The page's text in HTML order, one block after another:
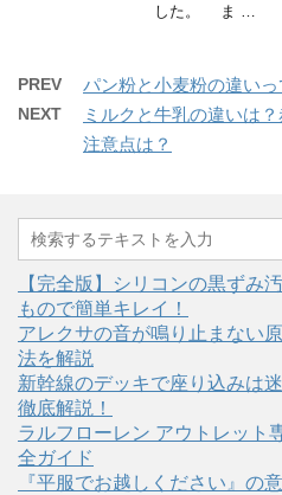
した。 ま …
PREV パン粉と小麦粉の違い
NEXT
ミルクと牛乳の違いは
注意点は？
【完全版】シリコンの黒ずみ
もので簡単キレイ！
アレクサの音が鳴り止まない
法を解説
新幹線のデッキで座り込みは
徹底解説！
ラルフローレン アウトレット
全ガイド
『平服でお越しください』の